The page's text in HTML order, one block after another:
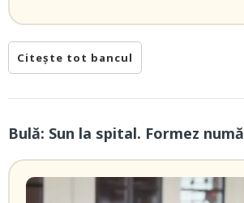
Citește tot bancul
Bulă: Sun la spital. Formez